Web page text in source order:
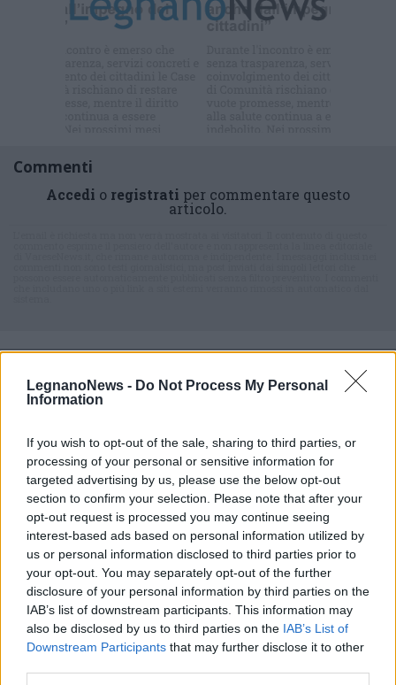
LegnanoNews - Do Not Process My Personal
Information
If you wish to opt-out of the sale, sharing to third parties, or
processing of your personal or sensitive information for
targeted advertising by us, please use the below opt-out
section to confirm your selection. Please note that after your
opt-out request is processed you may continue seeing
interest-based ads based on personal information utilized by
us or personal information disclosed to third parties prior to
your opt-out. You may separately opt-out of the further
disclosure of your personal information by third parties on the
IAB’s list of downstream participants. This information may
also be disclosed by us to third parties on the IAB’s List of
Downstream Participants that may further disclose it to other
Commenti
Accedi o registrati per commentare questo
articolo.
ALTRE NOTIZIE DI CASTELLANZA